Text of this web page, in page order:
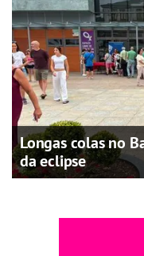
Longas colas no
da eclipse